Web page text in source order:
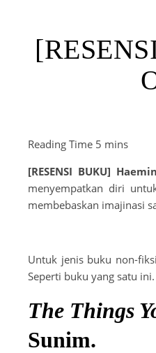
[RESENSI BUKU]
menyempatkan diri
membebaskan imajinasi
Untuk jenis buku non-
Seperti buku yang satu ini.
The Things
Sunim.